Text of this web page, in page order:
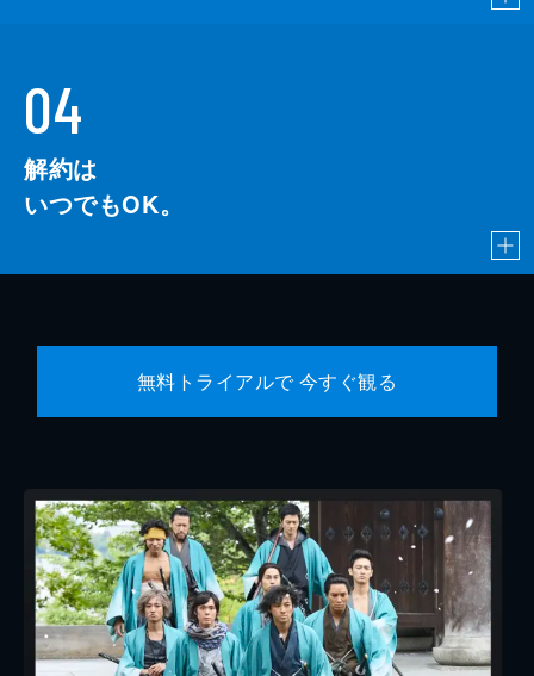
04
解約は
いつでもOK。
無料トライアルで 今すぐ観る